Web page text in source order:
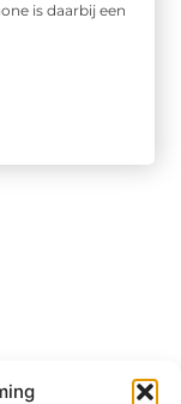
is daarbij een